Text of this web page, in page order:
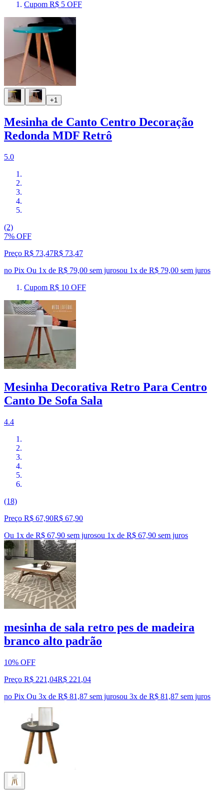
Cupom R$ 5 OFF
+1
Mesinha de Canto Centro Decoração
Redonda MDF Retrô
5.0
(2)
7% OFF
Preço R$ 73,47R$ 73,47
no Pix Ou 1x de R$ 79,00 sem jurosou 1x de R$ 79,00 sem juros
Cupom R$ 10 OFF
Mesinha Decorativa Retro Para Centro
Canto De Sofa Sala
4.4
(18)
Preço R$ 67,90R$ 67,90
Ou 1x de R$ 67,90 sem jurosou 1x de R$ 67,90 sem juros
mesinha de sala retro pes de madeira
branco alto padrão
10% OFF
Preço R$ 221,04R$ 221 ,04
no Pix Ou 3x de R$ 81,87 sem jurosou 3x de R$ 81,87 sem juros